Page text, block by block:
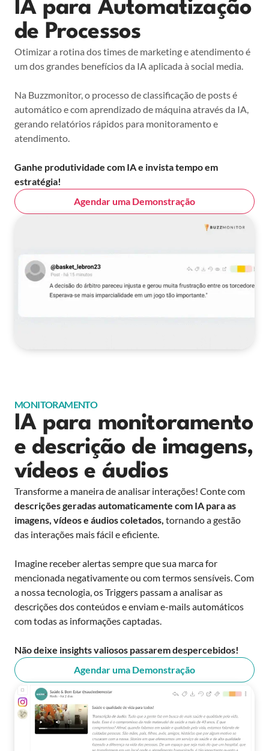
IA para Automatização
de Processos
Otimizar a rotina dos times de marketing e atendimento é
um dos grandes benefícios da IA aplicada à social media.
Na Buzzmonitor, o processo de classificação de posts é
automático e com aprendizado de máquina através da IA,
gerando relatórios rápidos para monitoramento e
atendimento.
Ganhe produtividade com IA e invista tempo em
estratégia!
Agendar uma Demonstração
MONITORAMENTO
IA para monitoramento
e descrição de imagens,
vídeos e áudios
Transforme a maneira de analisar interações! Conte com
descrições geradas automaticamente com IA para as
imagens, vídeos e áudios coletados, tornando a gestão
das interações mais fácil e eficiente.
Imagine receber alertas sempre que sua marca for
mencionada negativamente ou com termos sensíveis. Com
a nossa tecnologia, os Triggers passam a analisar as
descrições dos conteúdos e enviam e-mails automáticos
com todas as informações captadas.
Não deixe insights valiosos passarem despercebidos!
Agendar uma Demonstração